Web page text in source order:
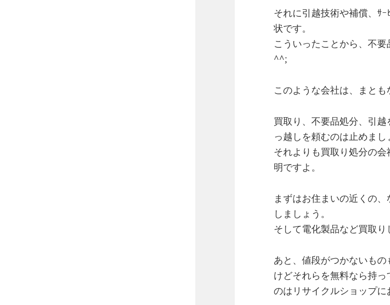
それに引越技術や補償、ｻ
状です。
こういったことから、不
^^;
このような会社は、まとも
買取り、不要品処分、引
っ越しを頼むのは止めまし
それよりも買取り処分の
明ですよ。
まずはお住まいの近くの
しましょう。
そして電化製品など買取り
あと、値段がつかないもの
けどそれらを無料なら持
のはリサイクルショップに